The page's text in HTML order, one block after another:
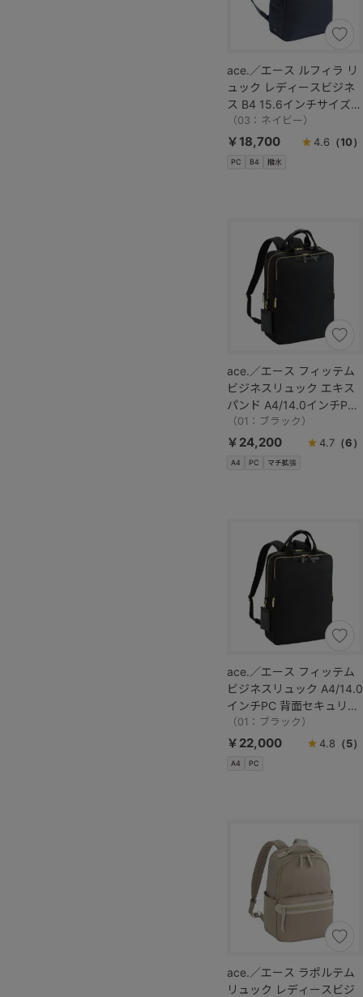
ace.／エース ルフィラ リ
ュック レディースビジネ
ス B4 15.6インチサイズ
17912
（03：ネイビー）
PC B4 撥水
￥18,700 4.6 （10）
ace.／エース フィッテム
ビジネスリュック エキス
パンド A4/14.0インチPC
背面セキュリティポケット
68684
（01：ブラック）
A4 PC マチ拡張
￥24,200 4.7 （6）
ace.／エース フィッテム
ビジネスリュック A4/14.0
インチPC 背面セキュリテ
ィポケット 68682
（01：ブラック）
A4 PC
￥22,000 4.8 （5）
ace.／エース ラポルテム
リュック レディースビジ